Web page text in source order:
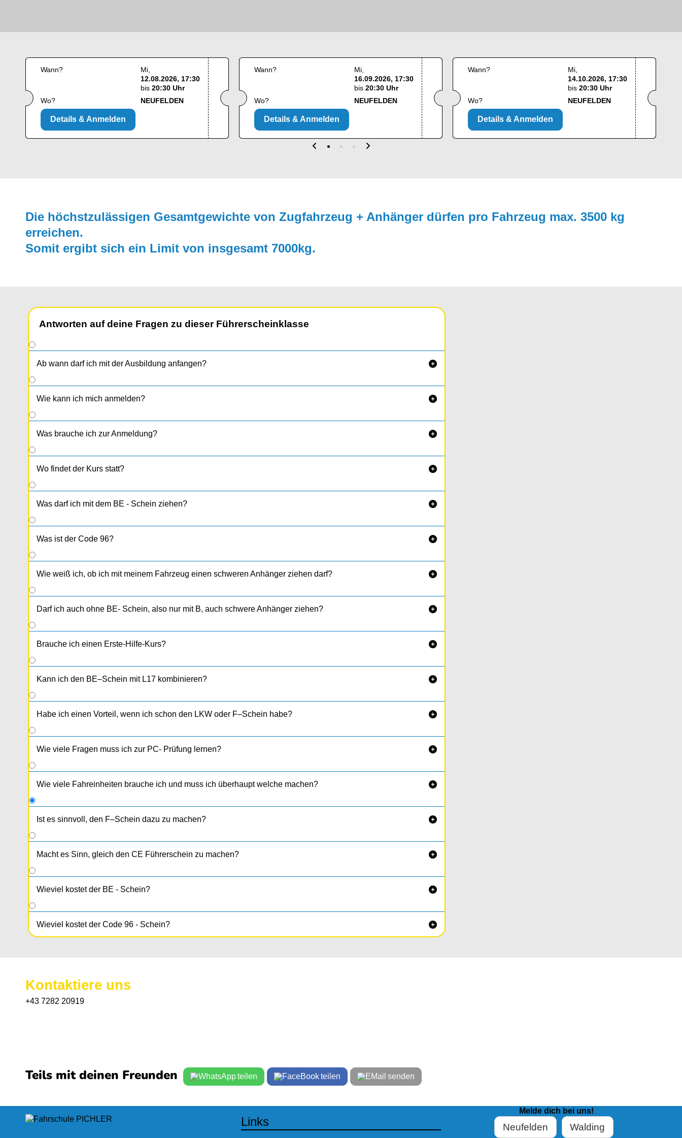
Wann?
Mi
12.08.2026, 17:30
bis 20:30 Uhr
Wo?
NEUFELDEN
Details & Anmelden
Wann?
Mi
16.09.2026, 17:30
bis 20:30 Uhr
Wo?
NEUFELDEN
Details & Anmelden
Wann?
Mi
14.10.2026, 17:30
bis 20:30 Uhr
Wo?
NEUFELDEN
Details & Anmelden
Die höchstzulässigen Gesamt­gewichte von Zugfahrzeug + Anhänger dürfen pro Fahrzeug max. 3500 kg
erreichen.
Somit ergibt sich ein Limit von insgesamt 7000kg.
Antworten auf deine Fragen zu dieser Führerscheinklasse
Ab wann darf ich mit der Ausbildung anfangen? 
Wie kann ich mich anmelden? 
Was brauche ich zur Anmeldung? 
Wo findet der Kurs statt? 
Was darf ich mit dem BE - Schein ziehen? 
Was ist der Code 96? 
Wie weiß ich, ob ich mit meinem Fahrzeug einen schweren Anhänger ziehen darf? 
Darf ich auch ohne BE- Schein, also nur mit B, auch schwere Anhänger ziehen? 
Brauche ich einen Erste-Hilfe-Kurs? 
Kann ich den BE–Schein mit L17 kombinieren? 
Habe ich einen Vorteil, wenn ich schon den LKW oder F–Schein habe? 
Wie viele Fragen muss ich zur PC- Prüfung lernen? 
Wie viele Fahreinheiten brauche ich und muss ich überhaupt welche machen? 
Ist es sinnvoll, den F–Schein dazu zu machen? 
Absolut, wird oft von den Kunden kombiniert, da sich die Führerscheine sehr gut ergänzen und man sich einige
(behördliche) Kosten sparen kann.
Macht es Sinn, gleich den CE Führerschein zu machen? 
Wieviel kostet der BE - Schein? 
Wieviel kostet der Code 96 - Schein? 
Kontaktiere uns
+43 7282 20919
Teils mit deinen Freunden teilen teilen senden
Links
Melde dich bei uns!
Neufelden Walding